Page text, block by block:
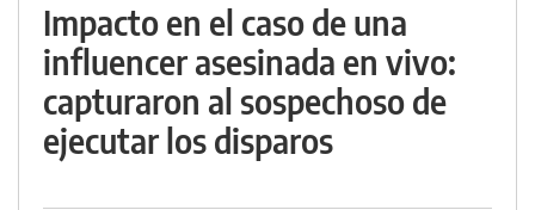
Impacto en el caso de una
influencer asesinada en vivo:
capturaron al sospechoso de
ejecutar los disparos